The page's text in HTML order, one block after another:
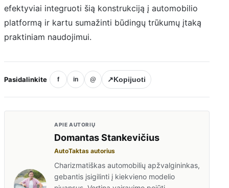
efektyviai integruoti šią konstrukciją į automobilio
platformą ir kartu sumažinti būdingų trūkumų įtaką
praktiniam naudojimui.
Pasidalinkite f in @ ↗Kopijuoti
APIE AUTORIŲ
Domantas Stankevičius
AutoTaktas autorius
Charizmatiškas automobilių apžvalgininkas,
gebantis įsigilinti į kiekvieno modelio